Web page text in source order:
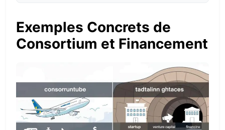
Exemples Concrets de
Consortium et Financement